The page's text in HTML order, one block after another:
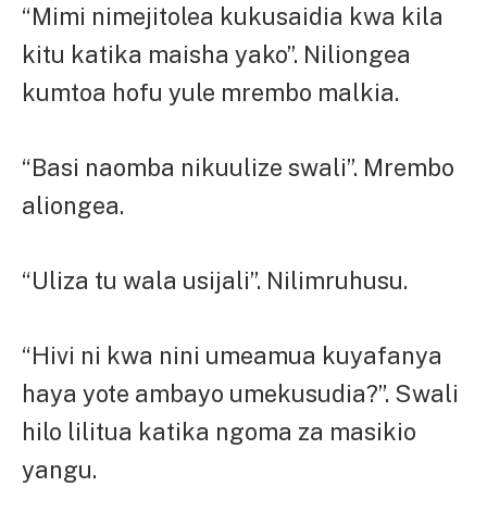
“Mimi nimejitolea kukusaidia kwa kila
kitu katika maisha yako”. Niliongea
kumtoa hofu yule mrembo malkia.
“Basi naomba nikuulize swali”. Mrembo
aliongea.
“Uliza tu wala usijali”. Nilimruhusu.
“Hivi ni kwa nini umeamua kuyafanya
haya yote ambayo umekusudia?”. Swali
hilo lilitua katika ngoma za masikio
yangu.